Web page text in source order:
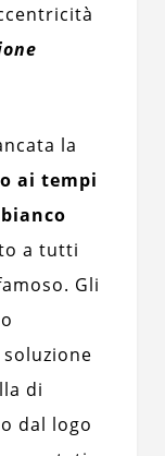
la
ai tempi
a tutti
Gli
di
dal logo